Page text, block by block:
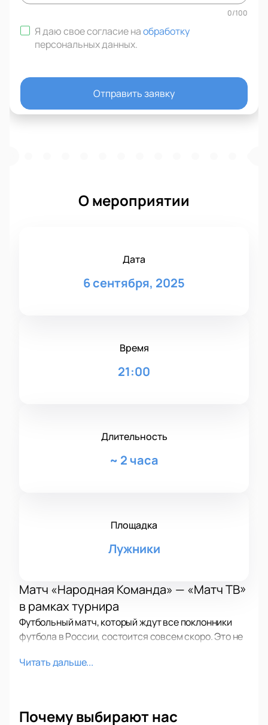
0/100
Я даю свое согласие наобработку
персональных данных.
Отправить заявку
О мероприятии
Дата
6 сентября, 2025
Время
21:00
Длительность
~ 2 часа
Площадка
Лужники
Матч «Народная Команда» — «Матч ТВ»
в рамках турнира
Футбольный матч, который ждут все поклонники
футбола в России, состоится совсем скоро. Это не
где футбол превращается в искусство. Турнир
стадионе всегда захватывающая. Прогноз подарит
Читать дальше...
Почему выбирают нас